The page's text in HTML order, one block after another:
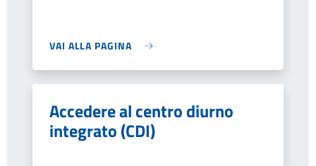
VAI ALLA PAGINA
Accedere al centro diurno
integrato (CDI)